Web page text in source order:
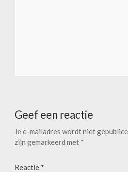
Geef een reactie
Je e-mailadres wordt niet
zijn gemarkeerd met *
Reactie *